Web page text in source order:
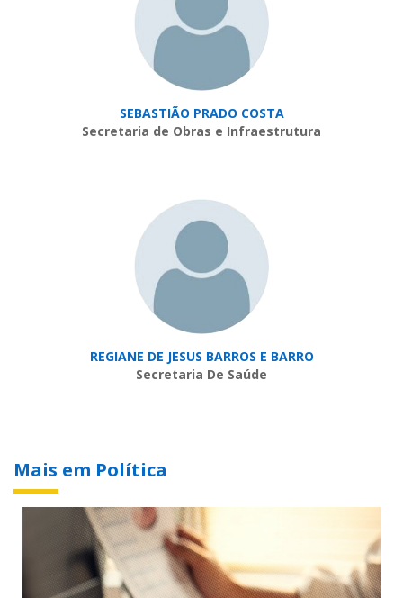
SEBASTIÃO PRADO COSTA
Secretaria de Obras e Infraestrutura
REGIANE DE JESUS BARROS E BARRO
Secretaria De Saúde
Mais em Política